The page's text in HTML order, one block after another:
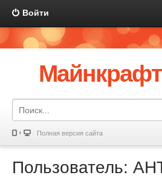
Войти
Полная версия сайта
Пользователь: